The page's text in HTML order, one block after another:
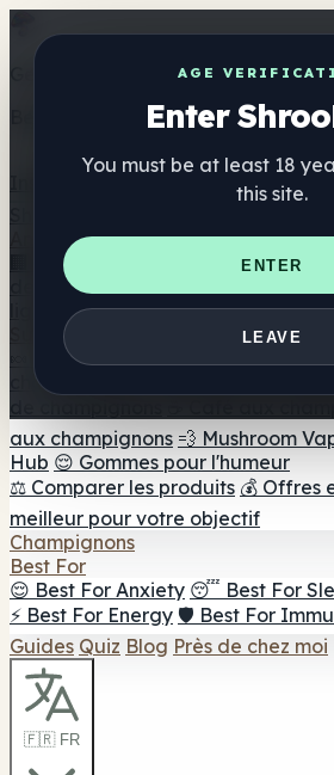
AGE
Enter
You must be at least 18
this site.
ENTER
LEAVE
Get the ShrooMap app
Better than mobile web — one tap
Annuaire
🏢 Répertoire des marques 📍
de tête 🔮 Smartshop Finder
🛒
Suppléments
🍬 Gommes aux champignons 💊
champignons
aux champignons 💨 Mushroom
Hub 😌 Gommes pour l'humeur
⚖️ Comparer les produits 💰 Offres
meilleur pour votre objectif
Champignons
Best For
😌 Best For Anxiety 😴 Best For
⚡ Best For Energy 🛡️ Best For
Guides Quiz Blog Près de chez moi
🇫🇷 FR